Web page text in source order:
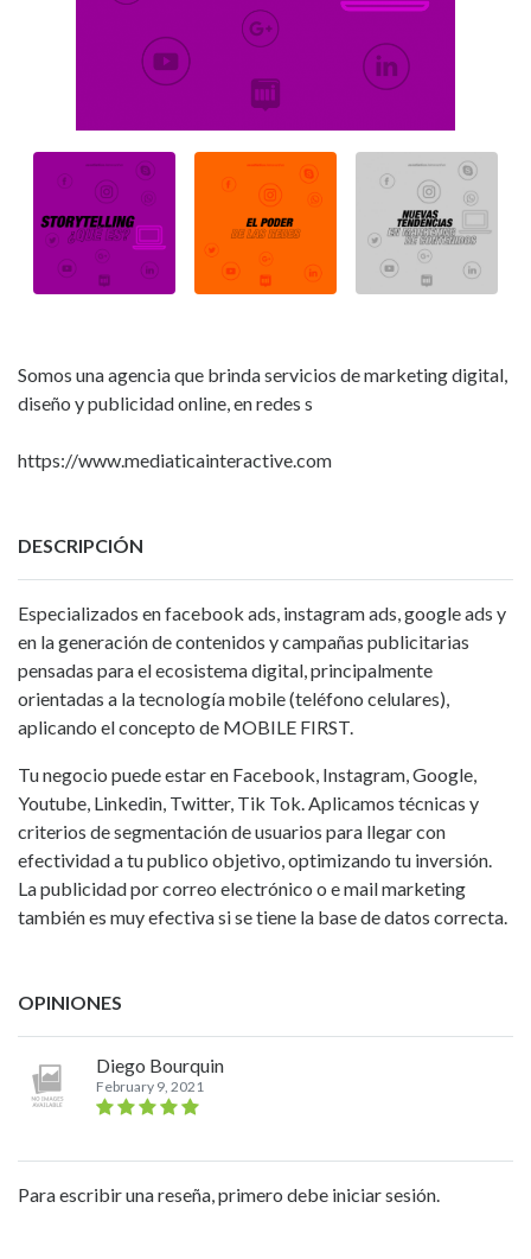
Somos una agencia que brinda servicios de marketing digital,
diseño y publicidad online, en redes s
https://www.mediaticainteractive.com
DESCRIPCIÓN
Especializados en facebook ads, instagram ads, google ads y
en la generación de contenidos y campañas publicitarias
pensadas para el ecosistema digital, principalmente
orientadas a la tecnología mobile (teléfono celulares),
aplicando el concepto de MOBILE FIRST.
Tu negocio puede estar en Facebook, Instagram, Google,
Youtube, Linkedin, Twitter, Tik Tok. Aplicamos técnicas y
criterios de segmentación de usuarios para llegar con
efectividad a tu publico objetivo, optimizando tu inversión.
La publicidad por correo electrónico o e mail marketing
también es muy efectiva si se tiene la base de datos correcta.
OPINIONES
Diego Bourquin
February 9, 2021
Para escribir una reseña, primero debe iniciar sesión.